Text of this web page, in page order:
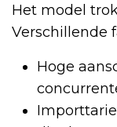
Het model
Verschillende
Hoge